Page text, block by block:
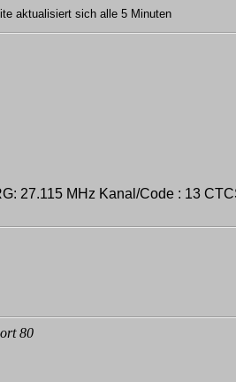
aktualisiert sich alle 5 Minuten
27.115 MHz Kanal/Code : 13